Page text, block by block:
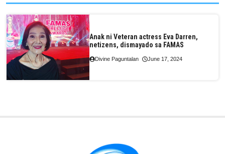
Anak ni Veteran actress Eva Darren,
netizens, dismayado sa FAMAS
Divine Paguntalan June 17, 2024